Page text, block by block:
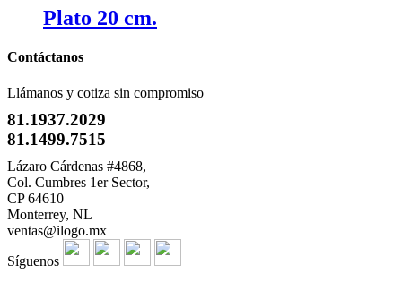
Plato 20 cm.
Contáctanos
Llámanos y cotiza sin compromiso
81.1937.2029
81.1499.7515
Lázaro Cárdenas #4868,
Col. Cumbres 1er Sector,
CP 64610
Monterrey, NL
ventas@ilogo.mx
Síguenos